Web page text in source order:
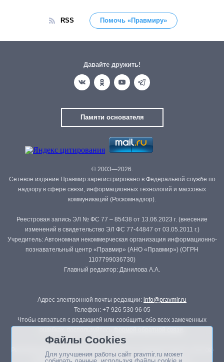
RSS Помочь «Правмиру»
Давайте дружить!
Памяти основателя
© 2003—2026.
Сетевое издание Правмир зарегистрировано в Федеральной службе по
надзору в сфере связи, информационных технологий и массовых
коммуникаций (Роскомнадзор).
Реестровая запись ЭЛ № ФС 77 – 85438 от 13.06.2023 г. (внесение
изменений в свидетельство ЭЛ ФС 77-44847 от 03.05.2011 г.)
Учредитель: Автономная некоммерческая организация информационно-
познавательный центр «Правмир» (АНО «Правмир») (ОГРН
1107799036730)
Главный редактор: Данилова А.А.
Адрес электронной почты редакции: info@pravmir.ru
Телефон: +7 926 530 96 05
Чтобы связаться с редакцией или сообщить обо всех замеченных
Републикация материалов сайта в печатных изданиях (книгах, прессе)
возможна только с письменного разрешения редакции.
Файлы Cookies
Для улучшения работы сайт pravmir.ru может